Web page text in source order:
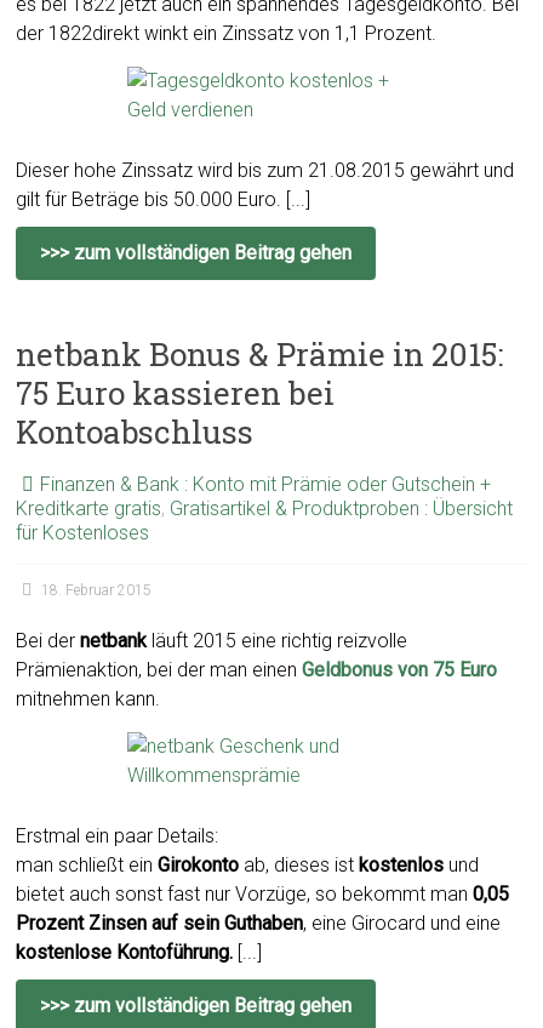
der 1822direkt winkt ein Zinssatz von 1,1 Prozent.
Dieser hohe Zinssatz wird bis zum 21.08.2015 gewährt und
gilt für Beträge bis 50.000 Euro. [...]
>>> zum vollständigen Beitrag gehen
netbank Bonus & Prämie in 2015:
75 Euro kassieren bei
Kontoabschluss
Finanzen & Bank : Konto mit Prämie oder Gutschein +
Kreditkarte gratis, Gratisartikel & Produktproben : Übersicht
für Kostenloses
18. Februar 2015
Bei dernetbank läuft 2015 eine richtig reizvolle
Prämienaktion, bei der man einen Geldbonus von 75 Euro
mitnehmen kann.
Erstmal ein paar Details:
man schließt einGirokonto ab, dieses istkostenlos und
bietet auch sonst fast nur Vorzüge, so bekommt man 0,05
Prozent Zinsen auf sein Guthaben, eine Girocard und eine
kostenlose Kontoführung. [...]
>>> zum vollständigen Beitrag gehen